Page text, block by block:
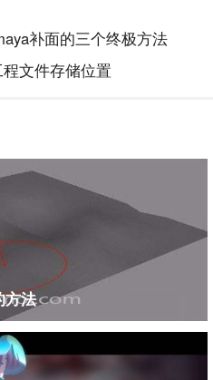
补面的三个终极方法
文件存储位置
方法